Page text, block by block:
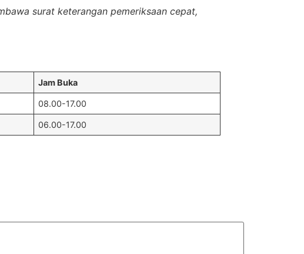
surat keterangan pemeriksaan cepat,
Jam Buka
08.00-17.00
06.00-17.00